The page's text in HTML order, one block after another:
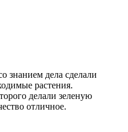
знанием дела сделали
растения.
делали зеленую
отличное.